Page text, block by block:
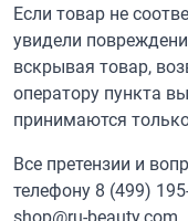
Если товар не
увидели
вскрывая товар,
оператору пункта
принимаются
Все претензии и
телефону 8 (499)